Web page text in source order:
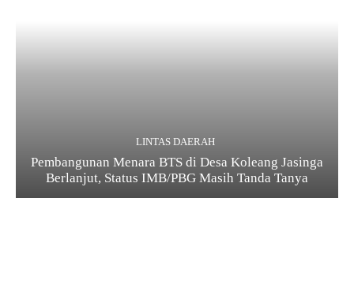
LINTAS DAERAH
Pembangunan Menara BTS di Desa Koleang Jasinga
Berlanjut, Status IMB/PBG Masih Tanda Tanya